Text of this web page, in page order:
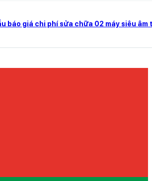
báo giá chi phí sửa chữa 02 máy siêu âm